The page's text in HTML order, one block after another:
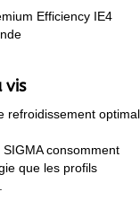
Efficiency IE4
vis
refroidissement optimal
consomment
que les profils